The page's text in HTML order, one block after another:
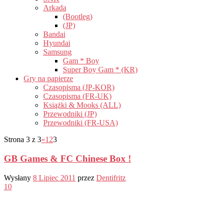
Arkada
(Bootleg)
(JP)
Bandai
Hyundai
Samsung
Gam * Boy
Super Boy Gam * (KR)
Gry na papierze
Czasopisma (JP-KOR)
Czasopisma (FR-UK)
Książki & Mooks (ALL)
Przewodniki (JP)
Przewodniki (FR-USA)
Strona 3 z 3«1 23
GB Games & FC Chinese Box !
Wysłany 8 Lipiec 2011 przez Dentifritz
10